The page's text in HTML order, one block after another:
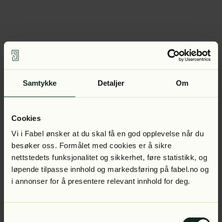
Samtykke Detaljer Om
Cookies
Vi i Fabel ønsker at du skal få en god opplevelse når du
besøker oss. Formålet med cookies er å sikre
nettstedets funksjonalitet og sikkerhet, føre statistikk, og
løpende tilpasse innhold og markedsføring på fabel.no og
i annonser for å presentere relevant innhold for deg.